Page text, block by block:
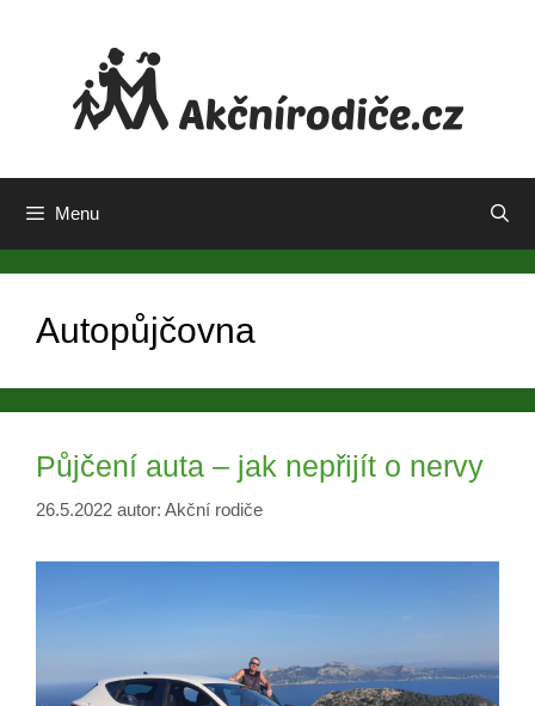
Menu
Autopůjčovna
Půjčení auta – jak nepřijít o nervy
26.5.2022 autor: Akční rodiče